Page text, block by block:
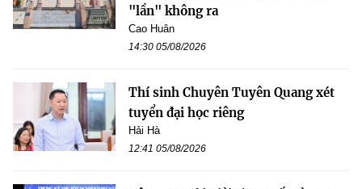
"lần" không ra
Cao Huân
14:30 05/08/2026
Thí sinh Chuyên Tuyên Quang xét
tuyển đại học riêng
Hải Hà
12:41 05/08/2026